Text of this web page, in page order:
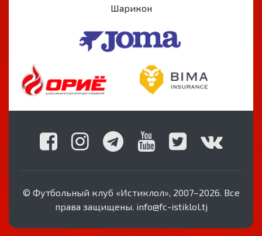
Шарикон
© Футбольный клуб «Истиклол», 2007–2026. Все
права защищены. info@fc-istiklol.tj